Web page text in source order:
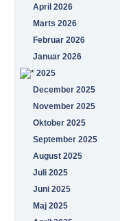
April 2026
Marts 2026
Februar 2026
Januar 2026
2025
December 2025
November 2025
Oktober 2025
September 2025
August 2025
Juli 2025
Juni 2025
Maj 2025